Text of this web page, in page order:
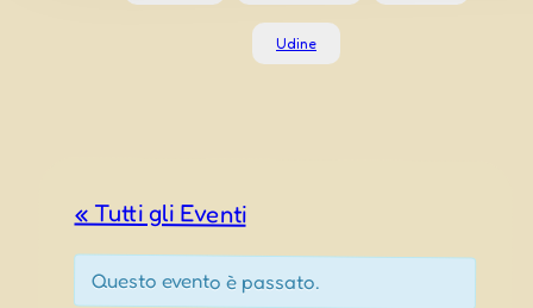
Udine
« Tutti gli Eventi
Questo evento è passato.